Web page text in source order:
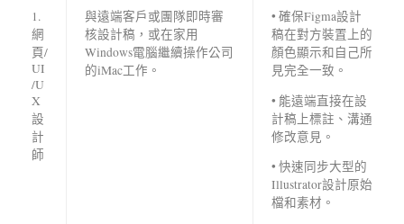
1.
網
頁/
UI
/U
X
設
計
師
與遠端客戶或團隊即時審
核設計稿，或在家用
Windows電腦繼續操作公司
的iMac工作。
• 確保Figma設計
稿在對方裝置上的
顏色顯示和自己所
見完全一致。
• 能遠端直接在設
計稿上標註、溝通
修改意見。
• 快速同步大型的
Illustrator設計原始
檔和素材。